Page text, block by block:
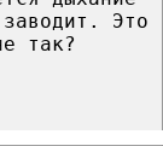
Это
так?